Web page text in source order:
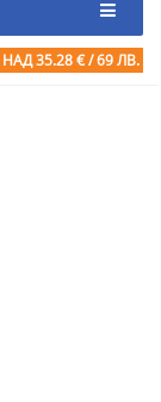
НАД 35.28 € / 69 ЛВ.